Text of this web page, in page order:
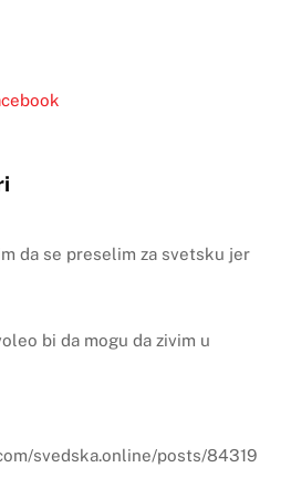
da se preselim za svetsku jer
bi da mogu da zivim u
svedska.online/posts/84319